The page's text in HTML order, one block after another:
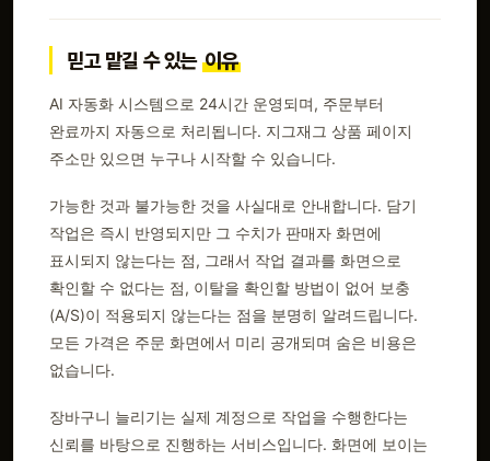
믿고 맡길 수 있는 이유
AI 자동화 시스템으로 24시간 운영되며, 주문부터
완료까지 자동으로 처리됩니다. 지그재그 상품 페이지
주소만 있으면 누구나 시작할 수 있습니다.
가능한 것과 불가능한 것을 사실대로 안내합니다. 담기
작업은 즉시 반영되지만 그 수치가 판매자 화면에
표시되지 않는다는 점, 그래서 작업 결과를 화면으로
확인할 수 없다는 점, 이탈을 확인할 방법이 없어 보충
(A/S)이 적용되지 않는다는 점을 분명히 알려드립니다.
모든 가격은 주문 화면에서 미리 공개되며 숨은 비용은
없습니다.
장바구니 늘리기는 실제 계정으로 작업을 수행한다는
신뢰를 바탕으로 진행하는 서비스입니다. 화면에 보이는